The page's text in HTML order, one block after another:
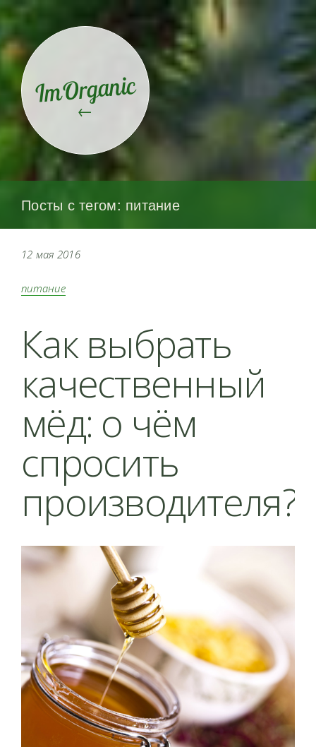
ImOrganic
←
Посты с тегом: питание
12 мая 2016
питание
Как выбрать
качественный
мёд: о чём
спросить
производителя?